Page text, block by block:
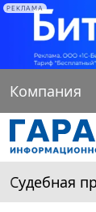
РЕКЛАМА
Компания
Судебная